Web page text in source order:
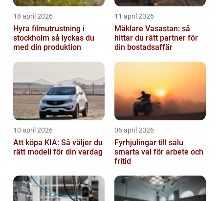
18 april 2026
Hyra filmutrustning i
stockholm så lyckas du
med din produktion
11 april 2026
Mäklare Vasastan: så
hittar du rätt partner för
din bostadsaffär
10 april 2026
Att köpa KIA: Så väljer du
rätt modell för din vardag
06 april 2026
Fyrhjulingar till salu
smarta val för arbete och
fritid